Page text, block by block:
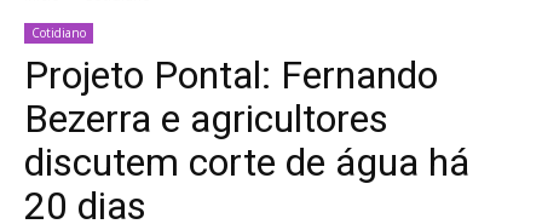
Cotidiano
Projeto Pontal: Fernando
Bezerra e agricultores
discutem corte de água há
20 dias